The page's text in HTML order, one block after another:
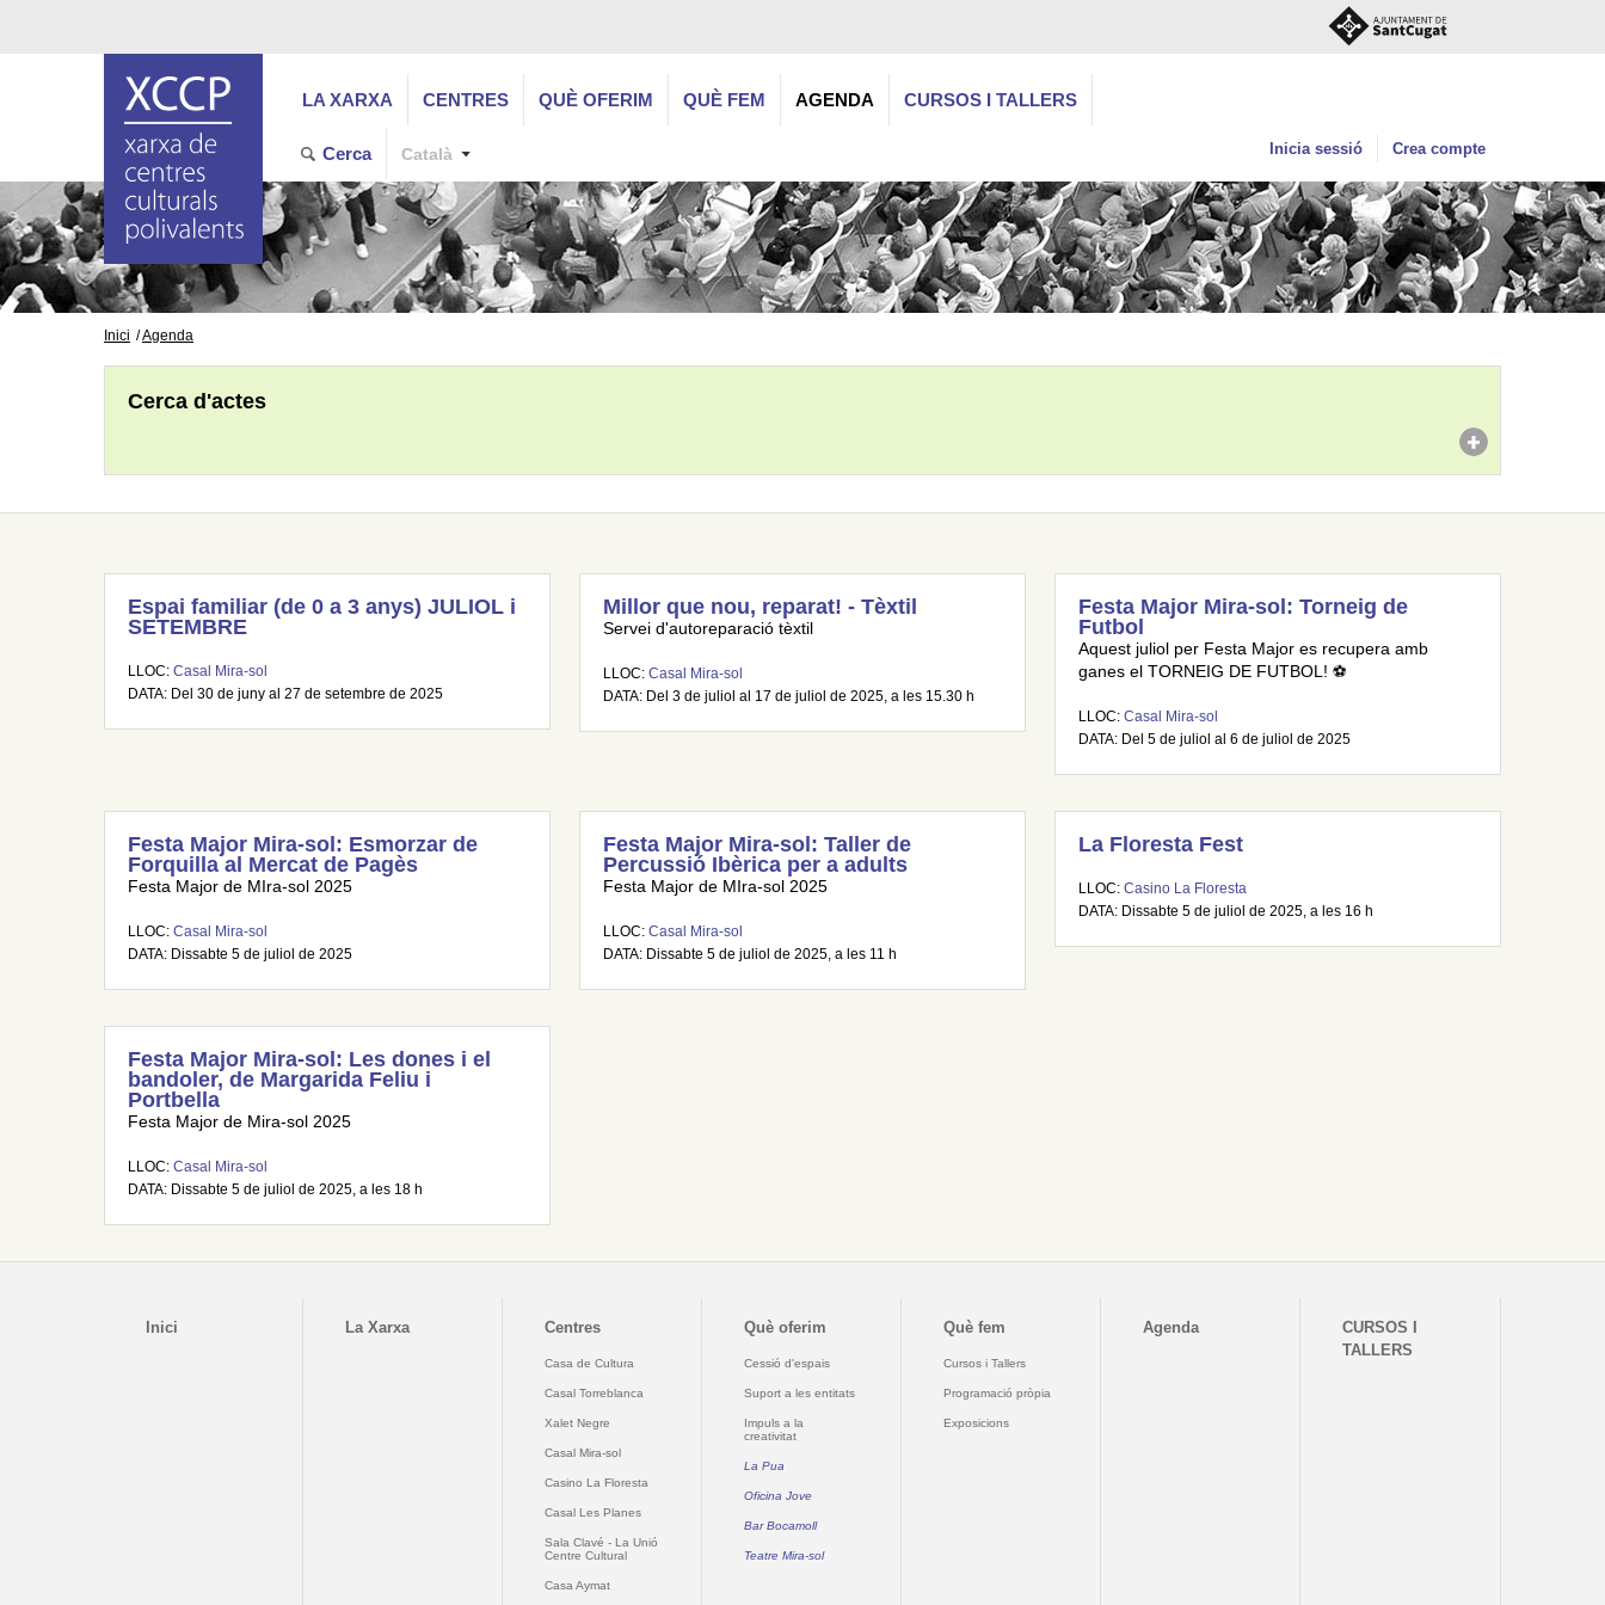
LA XARXA CENTRES QUÈ OFERIM QUÈ FEM AGENDA CURSOS I TALLERS
Cerca Català Inicia sessió Crea compte
Inici Agenda
Cerca d'actes
Espai familiar (de 0 a 3 anys) JULIOL i
SETEMBRE
LLOC: Casal Mira-sol
DATA: Del 30 de juny al 27 de setembre de 2025
Millor que nou, reparat! - Tèxtil
Servei d'autoreparació tèxtil
LLOC: Casal Mira-sol
DATA: Del 3 de juliol al 17 de juliol de 2025, a les 15.30 h
Festa Major Mira-sol: Torneig de
Futbol
Aquest juliol per Festa Major es recupera amb
ganes el TORNEIG DE FUTBOL! ⚽
LLOC: Casal Mira-sol
DATA: Del 5 de juliol al 6 de juliol de 2025
Festa Major Mira-sol: Esmorzar de
Forquilla al Mercat de Pagès
Festa Major de MIra-sol 2025
LLOC: Casal Mira-sol
DATA: Dissabte 5 de juliol de 2025
Festa Major Mira-sol: Taller de
Percussió Ibèrica per a adults
Festa Major de MIra-sol 2025
LLOC: Casal Mira-sol
DATA: Dissabte 5 de juliol de 2025, a les 11 h
La Floresta Fest
LLOC: Casino La Floresta
DATA: Dissabte 5 de juliol de 2025, a les 16 h
Festa Major Mira-sol: Les dones i el
bandoler, de Margarida Feliu i
Portbella
Festa Major de Mira-sol 2025
LLOC: Casal Mira-sol
DATA: Dissabte 5 de juliol de 2025, a les 18 h
Inici La Xarxa Centres
Casa de Cultura
Casal Torreblanca
Xalet Negre
Casal Mira-sol
Casino La Floresta
Casal Les Planes
Sala Clavé - La Unió
Centre Cultural
Casa Aymat
Què oferim
Cessió d'espais
Suport a les entitats
Impuls a la
creativitat
La Pua
Oficina Jove
Bar Bocamoll
Teatre Mira-sol
Què fem
Cursos i Tallers
Programació pròpia
Exposicions
Agenda
CURSOS I
TALLERS